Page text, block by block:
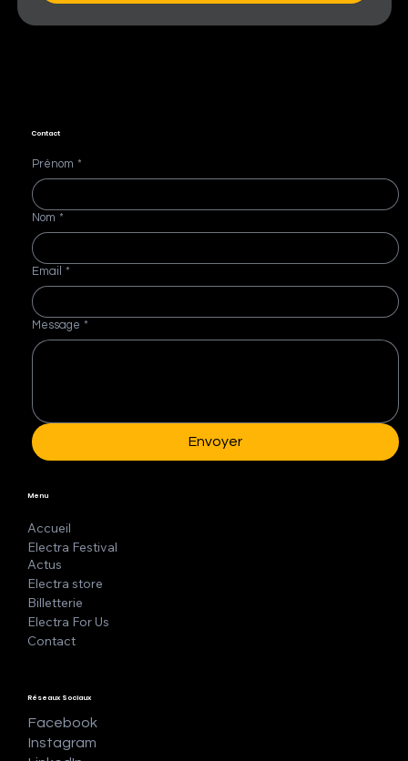
Contact
Prénom *
Nom *
Email *
Message *
Envoyer
Menu
Accueil
Electra Festival
Actus
Electra store
Billetterie
Electra For Us
Contact
Réseaux Sociaux
Facebook
Instagram